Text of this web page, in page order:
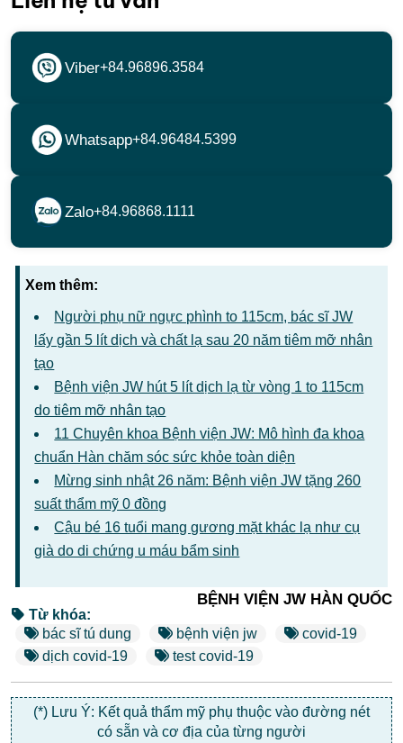
Viber+84.96896.3584
Whatsapp+84.96484.5399
Zalo+84.96868.1111
Xem thêm:
Người phụ nữ ngực phình to 115cm, bác sĩ JW
lấy gần 5 lít dịch và chất lạ sau 20 năm tiêm mỡ nhân
tạo
Bệnh viện JW hút 5 lít dịch lạ từ vòng 1 to 115cm
do tiêm mỡ nhân tạo
11 Chuyên khoa Bệnh viện JW: Mô hình đa khoa
chuẩn Hàn chăm sóc sức khỏe toàn diện
Mừng sinh nhật 26 năm: Bệnh viện JW tặng 260
suất thẩm mỹ 0 đồng
Cậu bé 16 tuổi mang gương mặt khác lạ như cụ
già do di chứng u máu bẩm sinh
BỆNH VIỆN JW HÀN QUỐC
Từ khóa:
bác sĩ tú dung
bệnh viện jw
covid-19
dịch covid-19
test covid-19
(*) Lưu Ý: Kết quả thẩm mỹ phụ thuộc vào đường nét
có sẵn và cơ địa của từng người